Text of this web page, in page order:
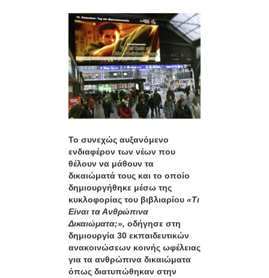
Το συνεχώς αυξανόμενο
ενδιαφέρον των νέων που
θέλουν να μάθουν τα
δικαιώματά τους και το οποίο
δημιουργήθηκε μέσω της
κυκλοφορίας του βιβλιαρίου «Τι
Είναι τα Ανθρώπινα
Δικαιώματα;», οδήγησε στη
δημιουργία 30 εκπαιδευτικών
ανακοινώσεων κοινής ωφέλειας
για τα ανθρώπινα δικαιώματα
όπως διατυπώθηκαν στην